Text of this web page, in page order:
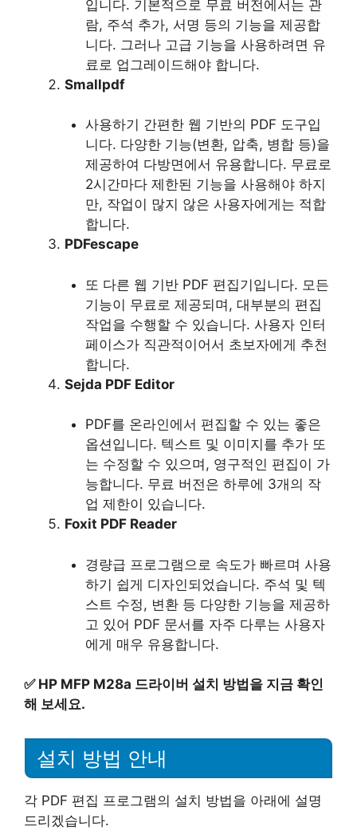
입니다. 기본적으로 무료 버전에서는 관
람, 주석 추가, 서명 등의 기능을 제공합
니다. 그러나 고급 기능을 사용하려면 유
료로 업그레이드해야 합니다.
Smallpdf
사용하기 간편한 웹 기반의 PDF 도구입
니다. 다양한 기능(변환, 압축, 병합 등)을
제공하여 다방면에서 유용합니다. 무료로
2시간마다 제한된 기능을 사용해야 하지
만, 작업이 많지 않은 사용자에게는 적합
합니다.
PDFescape
또 다른 웹 기반 PDF 편집기입니다. 모든
기능이 무료로 제공되며, 대부분의 편집
작업을 수행할 수 있습니다. 사용자 인터
페이스가 직관적이어서 초보자에게 추천
합니다.
Sejda PDF Editor
PDF를 온라인에서 편집할 수 있는 좋은
옵션입니다. 텍스트 및 이미지를 추가 또
는 수정할 수 있으며, 영구적인 편집이 가
능합니다. 무료 버전은 하루에 3개의 작
업 제한이 있습니다.
Foxit PDF Reader
경량급 프로그램으로 속도가 빠르며 사용
하기 쉽게 디자인되었습니다. 주석 및 텍
스트 수정, 변환 등 다양한 기능을 제공하
고 있어 PDF 문서를 자주 다루는 사용자
에게 매우 유용합니다.
✅ HP MFP M28a 드라이버 설치 방법을 지금 확인
해 보세요.
설치 방법 안내
각 PDF 편집 프로그램의 설치 방법을 아래에 설명
드리겠습니다.